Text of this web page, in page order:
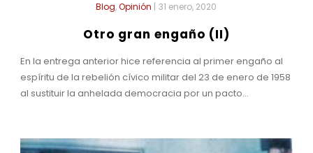
Blog,Opinión | 31 enero, 2020
Otro gran engaño (II)
En la entrega anterior hice referencia al primer engaño al
espíritu de la rebelión cívico militar del 23 de enero de 1958
al sustituir la anhelada democracia por un pacto...